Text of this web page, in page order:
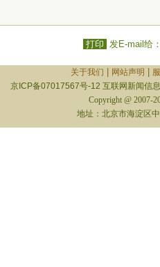
打印 发E-mail给
关于我们 网站声明
京ICP备07017567号-12 互联网新闻信
Copyright @ 2007-
地址：北京市海淀区